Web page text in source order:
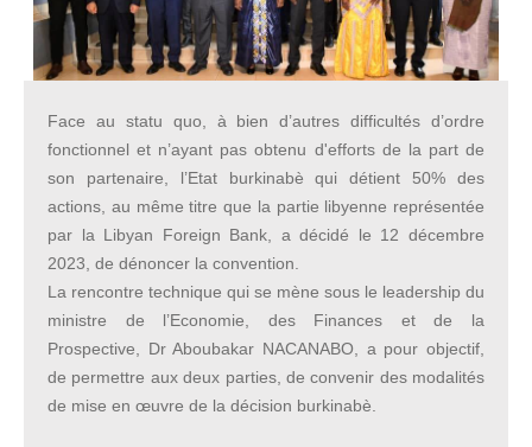
Face au statu quo, à bien d’autres difficultés d’ordre
fonctionnel et n’ayant pas obtenu d'efforts de la part de
son partenaire, l’Etat burkinabè qui détient 50% des
actions, au même titre que la partie libyenne représentée
par la Libyan Foreign Bank, a décidé le 12 décembre
2023, de dénoncer la convention.
La rencontre technique qui se mène sous le leadership du
ministre de l’Economie, des Finances et de la
Prospective, Dr Aboubakar NACANABO, a pour objectif,
de permettre aux deux parties, de convenir des modalités
de mise en œuvre de la décision burkinabè.